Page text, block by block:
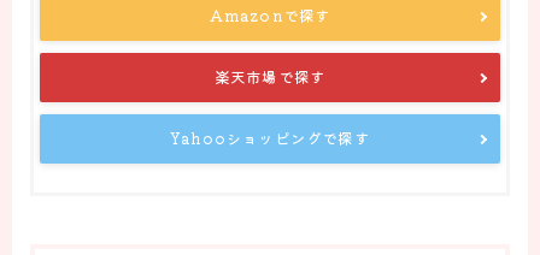
Amazonで探す
楽天市場で探す
Yahooショッピングで探す